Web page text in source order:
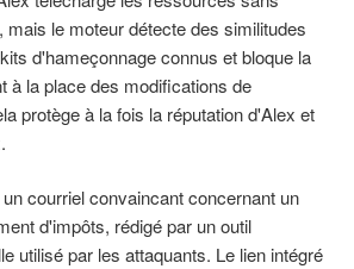
mais le moteur détecte des similitudes
d'hameçonnage connus et bloque la
à la place des modifications de
protège à la fois la réputation d'Alex et
courriel convaincant concernant un
d'impôts, rédigé par un outil
utilisé par les attaquants. Le lien intégré